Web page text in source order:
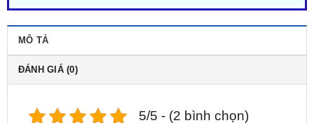
ĐÁNH GIÁ (0)